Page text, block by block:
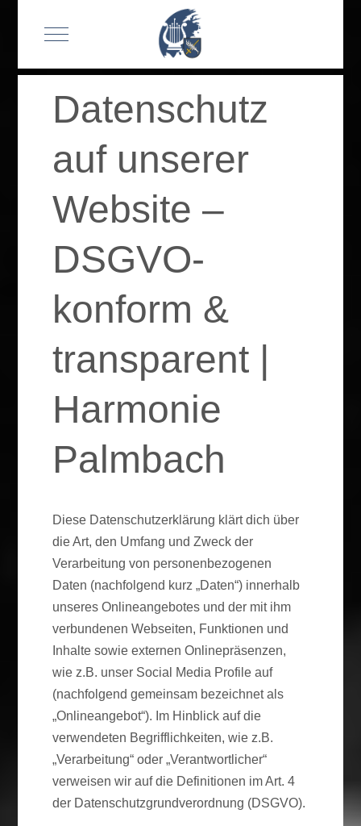
Mobile Menu Toggle
Datenschutz
auf unserer
Website –
DSGVO-
konform &
transparent |
Harmonie
Palmbach
Diese Datenschutzerklärung klärt dich über
die Art, den Umfang und Zweck der
Verarbeitung von personenbezogenen
Daten (nachfolgend kurz „Daten“) innerhalb
unseres Onlineangebotes und der mit ihm
verbundenen Webseiten, Funktionen und
Inhalte sowie externen Onlinepräsenzen,
wie z.B. unser Social Media Profile auf
(nachfolgend gemeinsam bezeichnet als
„Onlineangebot“). Im Hinblick auf die
verwendeten Begrifflichkeiten, wie z.B.
„Verarbeitung“ oder „Verantwortlicher“
verweisen wir auf die Definitionen im Art. 4
der Datenschutzgrundverordnung (DSGVO).